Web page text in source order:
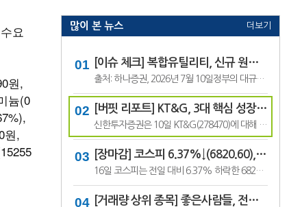
요
원,
늄(0
원,
초고압 케이블이 새로운 성장동력
으로 자리 잡을 전망이라며 투자의
견 '매수'를 유지하고 목표주가 7
너지의 전일 종가는 4만5550원이
다.김태현 IBK투자증권 연구원은
"올해 2분기 .
많이 본 뉴스 더보기
[이슈 체크] 복합유틸리티, 신규 원전 최대 4기 가능성…한국전력 장기 성장 기대
출처: 하나증권, 2026년 7월 10일정부의 대규모 산업 투자로 전력 수요가 늘어날 것으로 예상되면서 제12차 전력수급기본계획에 신규 원전과 액화천연가스(LNG) 발전 설비 확대가 포함될 가능성이 있다는 분석이 나왔다.올해 발표가 예상됐던 제12차 전력수급기본계획 최종안은 정부의 3대 메가프로젝트 관련 내용을 반영하면서 발표 시점이 늦.
[버핏 리포트] KT&G, 3대 핵심 성장 산업·신성장동력 통해 견조한 주가 기대 – 신한
신한투자증권은 10일 KT&G(278470)에 대해 3대 핵심 성장 산업(전자담배, 글로벌, 건기식)과 니코틴 파우치 등 신성장동력이 견조한 주가를 만들 것이라며, 투자의견 ‘매수’와 목표주가 22만원을 유지했다. KT&G의 전일 종가는 17만6400원이다.조상훈 신한투자증권 애널리스트는 “2분기 매출액 1조6630억원(+7.4%, 이하 전년동기대비), 영업...
[장마감] 코스피 6.37%↓(6820.60), 코스닥 4.53%↓(791.84)
16일 코스피는 전일 대비 6.37% 하락한 6820.60포인트로 마감했다. 이날 개인은 3조6606억원을 순매수했고 외국인과 기관은 각각 1조3920억원, 2조3682억원을 순매도했다.코스닥은 전일 대비 4.53% 내린 791.84포인트로 거래를 마쳤다. 개인은 4467억원을 순매수한 반면 외국인과 기관은 각각 3065억원, 1563억원을 순매도했다.임정은 KB증권 연구원은 KB리서...
[거래량 상위 종목] 좋은사람들, 전일비 29.90% ↑... 현재가 530원